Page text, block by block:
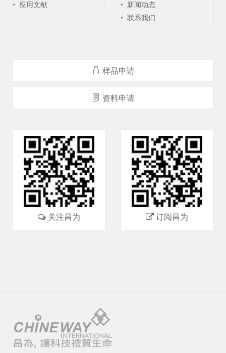
应用文献
新闻动态
联系我们
样品申请
资料申请
关注昌为 订阅昌为